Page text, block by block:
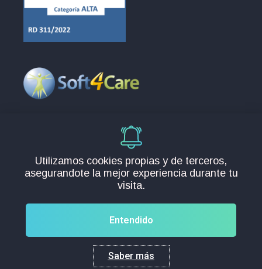
España:+34 91 088 98 91
Chile:+56 225 828 714
reservados.
Utilizamos cookies propias y de terceros,
asegurandote la mejor experiencia durante tu
visita.
Saber más
Entendido